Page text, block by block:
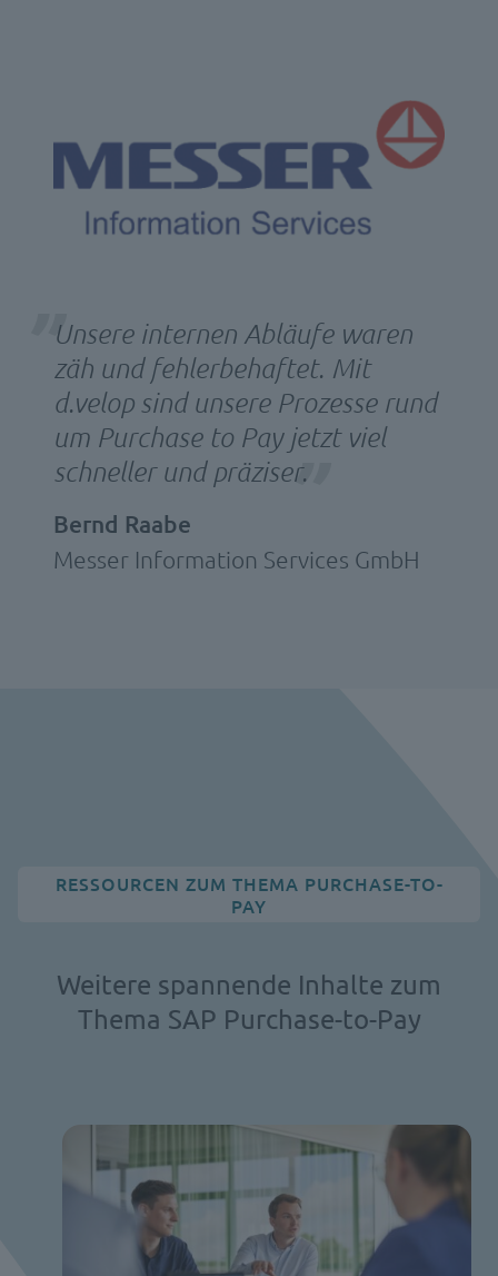
Unsere internen Abläufe waren
zäh und fehlerbehaftet. Mit
d.velop sind unsere Prozesse rund
um Purchase to Pay jetzt viel
schneller und präziser.
Bernd Raabe
Messer Information Services GmbH
RESSOURCEN ZUM THEMA PURCHASE-TO-
PAY
Weitere spannende Inhalte zum
Thema SAP Purchase-to-Pay